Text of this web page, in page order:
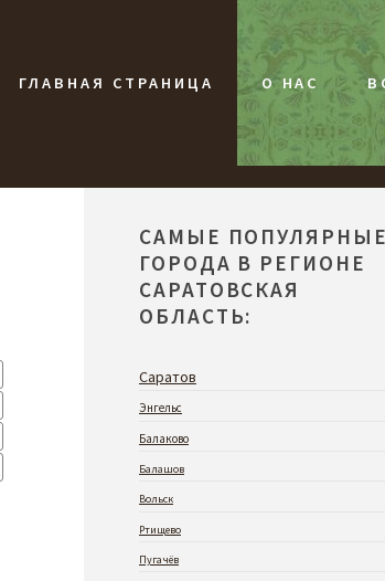
ГЛАВНАЯ СТРАНИЦА О НАС
САМЫЕ ПОПУЛЯРНЫЕ
ГОРОДА В РЕГИОНЕ
САРАТОВСКАЯ
ОБЛАСТЬ:
Саратов
Энгельс
Балаково
Балашов
Вольск
Ртищево
Пугачёв